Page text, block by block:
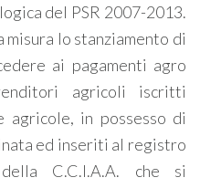
del PSR 2007-2013.
lo stanziamento di
ai pagamenti agro
agricoli iscritti
agricole, in possesso di
ed inseriti al registro
C.C.I.A.A. che si